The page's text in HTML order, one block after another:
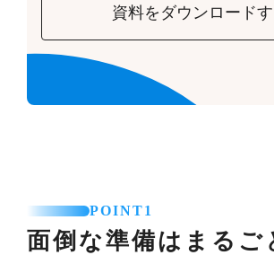
資料をダウンロード
POINT1
面倒な準備はまるご